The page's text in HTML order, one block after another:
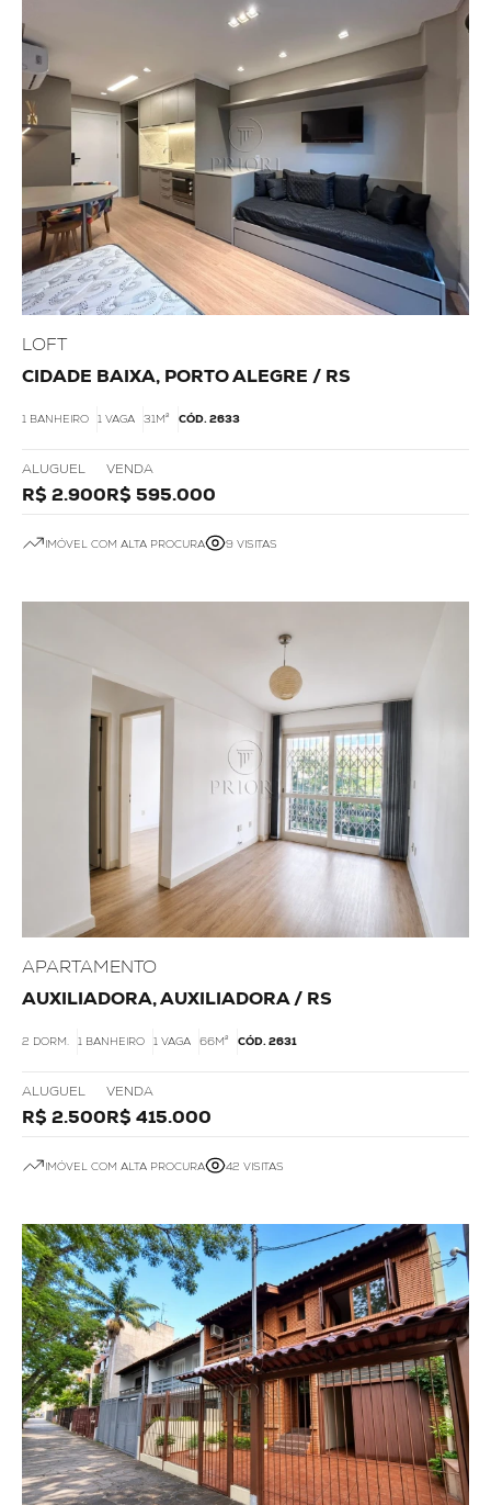
LOFT
CIDADE BAIXA, PORTO ALEGRE / RS
1 BANHEIRO 1 VAGA 31M² CÓD. 2633
ALUGUEL
R$ 2.900
VENDA
R$ 595.000
IMÓVEL COM ALTA PROCURA 9 VISITAS
APARTAMENTO
AUXILIADORA, AUXILIADORA / RS
2 DORM. 1 BANHEIRO 1 VAGA 66M² CÓD. 2631
ALUGUEL
R$ 2.500
VENDA
R$ 415.000
IMÓVEL COM ALTA PROCURA 42 VISITAS